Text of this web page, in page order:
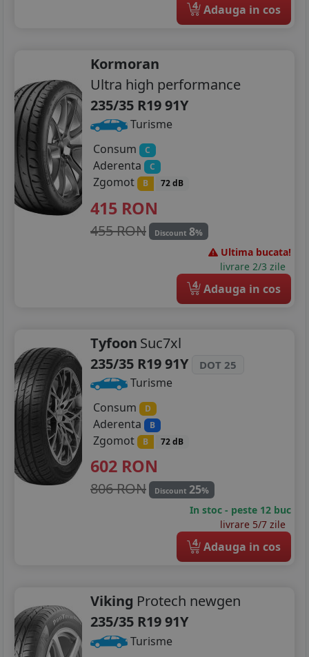
4 Adauga in cos
Kormoran
Ultra high performance
235/35 R19 91Y
Turisme
Consum
C
Aderenta C
Zgomot B 72 dB
415 RON
455 RON Discount 8%
Ultima bucata!
livrare 2/3 zile
4 Adauga in cos
Tyfoon Suc7xl
235/35 R19 91Y
DOT 25
Turisme
Consum
D
Aderenta B
Zgomot B 72 dB
602 RON
806 RON Discount 25%
In stoc - peste 12 buc
livrare 5/7 zile
4 Adauga in cos
Viking Protech newgen
235/35 R19 91Y
Turisme